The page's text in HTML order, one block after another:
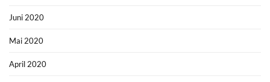
Juni 2020
Mai 2020
April 2020